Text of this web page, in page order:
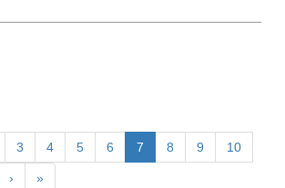
3 4 5 6 7 8 9 10
› »